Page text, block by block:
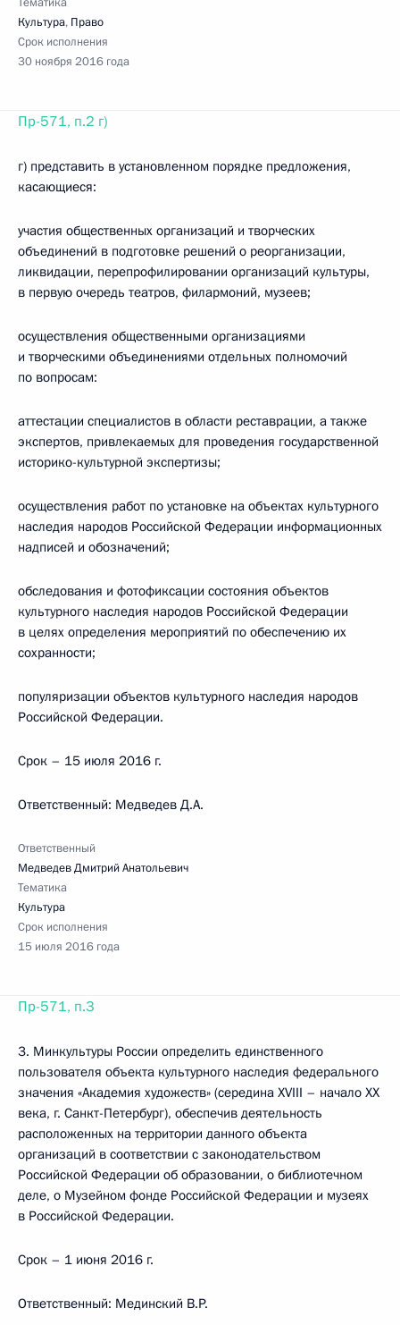
Культура, Право
Срок исполнения
30 ноября 2016 года
Пр-571, п.2 г)
г) представить в установленном порядке предложения,
касающиеся:
участия общественных организаций и творческих
объединений в подготовке решений о реорганизации,
ликвидации, перепрофилировании организаций культуры,
в первую очередь театров, филармоний, музеев;
осуществления общественными организациями
и творческими объединениями отдельных полномочий
по вопросам:
аттестации специалистов в области реставрации, а также
экспертов, привлекаемых для проведения государственной
историко-культурной экспертизы;
осуществления работ по установке на объектах культурного
наследия народов Российской Федерации информационных
надписей и обозначений;
обследования и фотофиксации состояния объектов
культурного наследия народов Российской Федерации
в целях определения мероприятий по обеспечению их
сохранности;
популяризации объектов культурного наследия народов
Российской Федерации.
Срок – 15 июля 2016 г.
Ответственный: Медведев Д.А.
Ответственный
Медведев Дмитрий Анатольевич
Тематика
Культура
Срок исполнения
15 июля 2016 года
Пр-571, п.3
3. Минкультуры России определить единственного
пользователя объекта культурного наследия федерального
значения «Академия художеств» (середина XVIII – начало XX
века, г. Санкт-Петербург), обеспечив деятельность
расположенных на территории данного объекта
организаций в соответствии с законодательством
Российской Федерации об образовании, о библиотечном
деле, о Музейном фонде Российской Федерации и музеях
в Российской Федерации.
Срок – 1 июня 2016 г.
Ответственный: Мединский В.Р.